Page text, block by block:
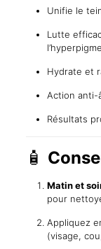
Unifie le
Lutte
Hydrate et
Action anti-
Résultats
🧴
Matin et
pour
Appliquez
(visage,